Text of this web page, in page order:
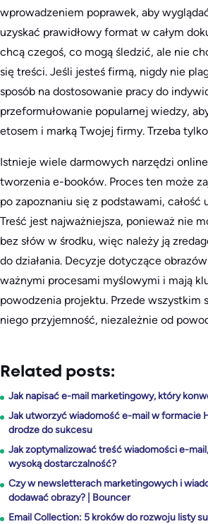
wprowadzeniem poprawek, aby
uzyskać prawidłowy format w całym
chcą czegoś, co mogą śledzić, ale nie
się treści. Jeśli jesteś firmą, nigdy nie
sposób na dostosowanie pracy do
przeformułowanie popularnej wiedzy,
etosem i marką Twojej firmy. Trzeba
Istnieje wiele darmowych narzędzi
tworzenia e-booków. Proces ten może
po zapoznaniu się z podstawami, całość
Treść jest najważniejsza, ponieważ nie
bez słów w środku, więc należy ją
do działania. Decyzje dotyczące
ważnymi procesami myślowymi i mają
powodzenia projektu. Przede wszystkim
niego przyjemność, niezależnie od
Related posts:
Jak napisać e-mail marketingowy, który
Jak utworzyć wiadomość e-mail w formacie
drodze do sukcesu
Jak zoptymalizować treść wiadomości e-
wysoką dostarczalność?
Czy w newsletterach marketingowych i
dodawać obrazy? | Bouncer
Email Collection: 5 kroków do rozwoju listy